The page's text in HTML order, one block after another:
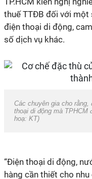
thuế TTĐB đối với một
điện thoại di động,
số dịch vụ khác.
Các chuyên gia cho
thoại di động mà TPHCM
hoạ: KT)
“Điện thoại di động,
hàng cần thiết cho